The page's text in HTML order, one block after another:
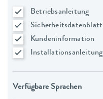
Betriebsanleitung
Sicherheitsdatenblatt
Kundeninformation
Installationsanleitung
Verfügbare Sprachen